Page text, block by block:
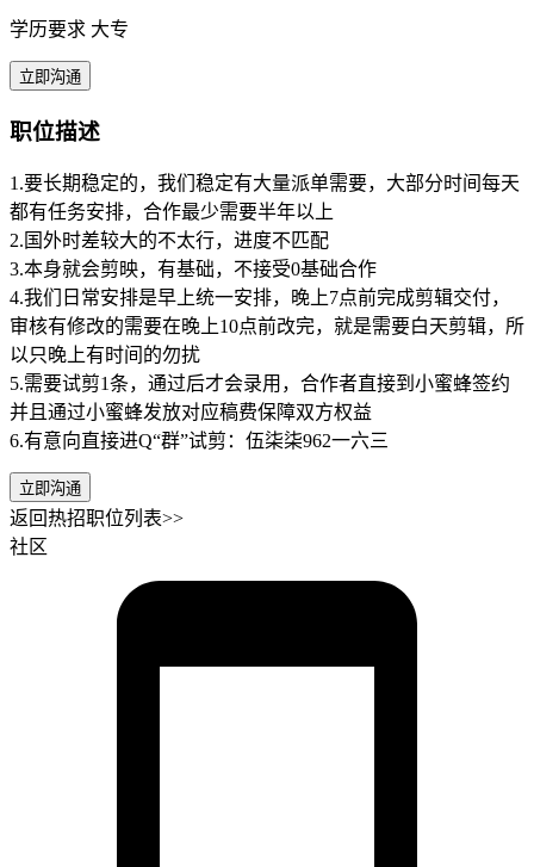
学历要求 大专
立即沟通
职位描述
1.要长期稳定的，我们稳定有大量派单需要，大部分时间每天
都有任务安排，合作最少需要半年以上
2.国外时差较大的不太行，进度不匹配
3.本身就会剪映，有基础，不接受0基础合作
4.我们日常安排是早上统一安排，晚上7点前完成剪辑交付，
审核有修改的需要在晚上10点前改完，就是需要白天剪辑，所
以只晚上有时间的勿扰
5.需要试剪1条，通过后才会录用，合作者直接到小蜜蜂签约
并且通过小蜜蜂发放对应稿费保障双方权益
6.有意向直接进Q“群”试剪：伍柒柒962一六三
立即沟通
返回热招职位列表>>
社区